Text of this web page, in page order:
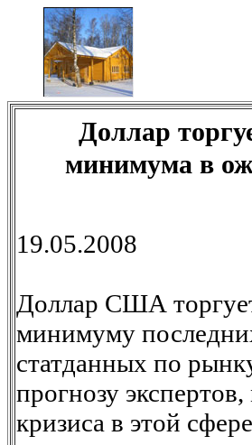
Доллар
минимума в
19.05.2008
Доллар США
минимуму
статданных по
прогнозу
кризиса в этой